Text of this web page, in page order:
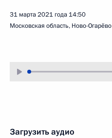
31 марта 2021 года 14:50
Московская область, Ново-Огарёво
Загрузить аудио